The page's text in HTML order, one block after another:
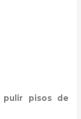
pulir pisos de